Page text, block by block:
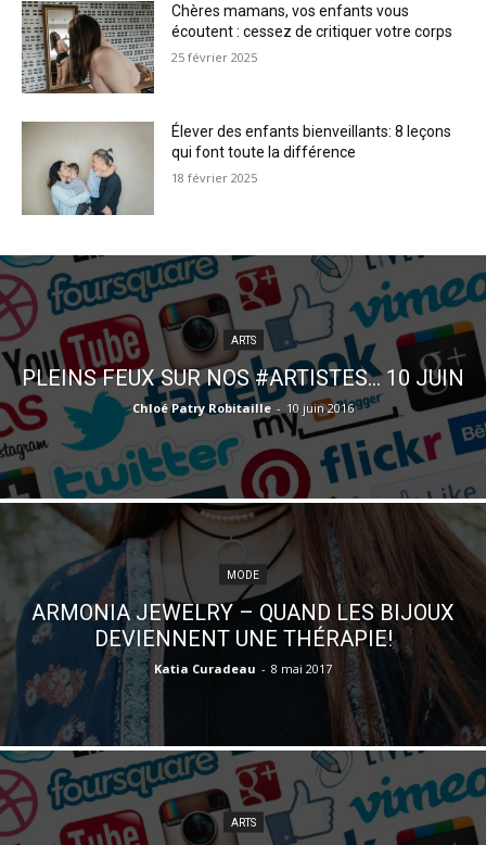
Chères mamans, vos enfants vous
écoutent : cessez de critiquer votre corps
25 février 2025
Élever des enfants bienveillants: 8 leçons
qui font toute la différence
18 février 2025
ARTS
PLEINS FEUX SUR NOS #ARTISTES… 10 JUIN
Chloé Patry Robitaille - 10 juin 2016
MODE
ARMONIA JEWELRY – QUAND LES BIJOUX
DEVIENNENT UNE THÉRAPIE!
Katia Curadeau - 8 mai 2017
ARTS